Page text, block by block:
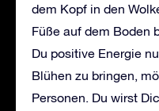
dem Kopf in den
Füße auf dem Boden
Du positive Energie
Blühen zu bringen,
Personen. Du wirst